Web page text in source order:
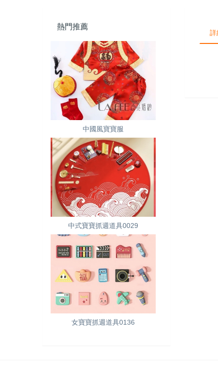
熱門推薦
中國風寶寶服
中式寶寶抓週道具0029
女寶寶抓週道具0136